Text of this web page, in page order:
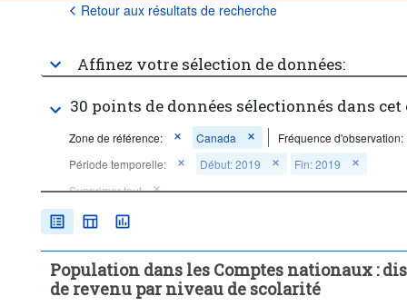
Retour aux résultats de recherche
Affinez votre sélection de données:
30 points de données sélectionnés dans cet
Zone de référence: Canada
Fréquence d'observation:
Période temporelle:
Début: 2019
Fin: 2019
Supprimer tout
Population dans les Comptes nationaux :
de revenu par niveau de scolarité